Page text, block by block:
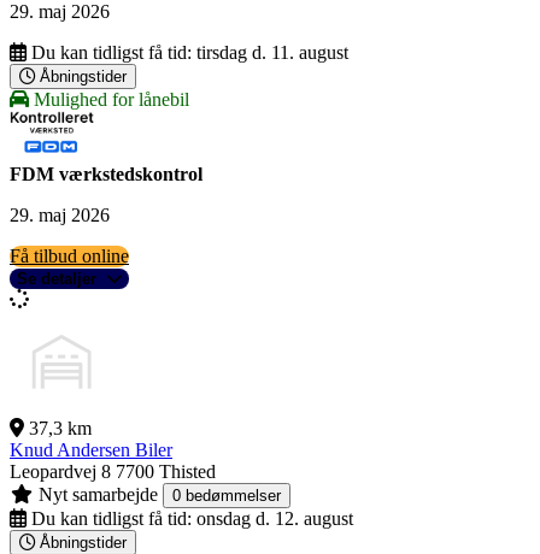
29. maj 2026
Du kan tidligst få tid: tirsdag d. 11. august
Åbningstider
Mulighed for lånebil
FDM værkstedskontrol
29. maj 2026
Få tilbud online
Se detaljer
37,3 km
Knud Andersen Biler
Leopardvej 8 7700 Thisted
Nyt samarbejde
0 bedømmelser
Du kan tidligst få tid: onsdag d. 12. august
Åbningstider